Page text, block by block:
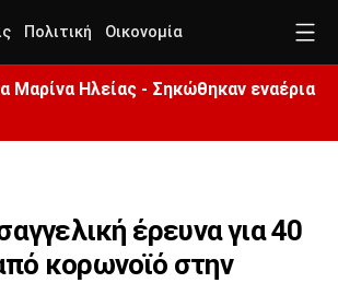
Πολιτική Οικονομία
Μαρίνα Ηλείας - Σηκώθηκαν εναέρια
έρευνα για 40
κορωνοϊό στην